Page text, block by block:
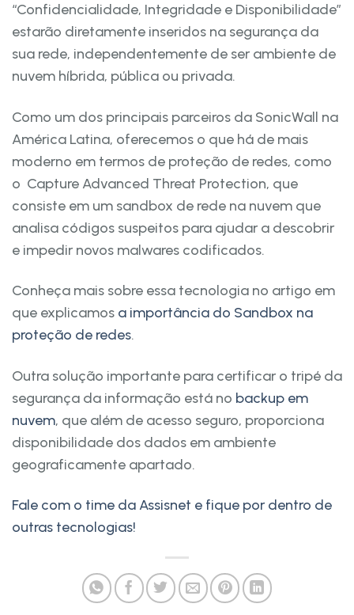
“Confidencialidade, Integridade e Disponibilidade”
estarão diretamente inseridos na segurança da
sua rede, independentemente de ser ambiente de
nuvem híbrida, pública ou privada.
Como um dos principais parceiros da SonicWall na
América Latina, oferecemos o que há de mais
moderno em termos de proteção de redes, como
o Capture Advanced Threat Protection, que
consiste em um sandbox de rede na nuvem que
analisa códigos suspeitos para ajudar a descobrir
e impedir novos malwares codificados.
Conheça mais sobre essa tecnologia no artigo em
que explicamos a importância do Sandbox na
proteção de redes.
Outra solução importante para certificar o tripé da
segurança da informação está no backup em
nuvem, que além de acesso seguro, proporciona
disponibilidade dos dados em ambiente
geograficamente apartado.
Fale com o time da Assisnet e fique por dentro de
outras tecnologias!